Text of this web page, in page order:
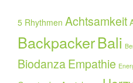
5 Rhythmen Achtsamkeit
BackpackerBali
BiodanzaEmpathie